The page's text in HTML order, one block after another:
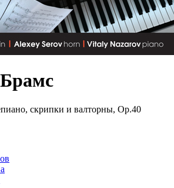
скрипки и валторны, Op.40